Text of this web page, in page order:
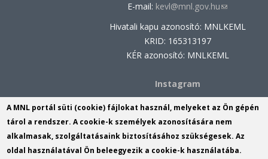
E-mail: kevl@mnl.gov.hu(link
Hivatali kapu azonosító: MNLKEML
KRID: 165313197
KÉR azonosító: MNLKEML
Instagram
Facebook
MNL Komárom-Esztergom Vármegyei
Levéltárának Komáromi Fióklevéltára
Cím: 2900 Komárom, Szabadság tér
A MNL portál süti (cookie) fájlokat használ, melyeket az Ön gépén
tárol a rendszer. A cookie-k személyek azonosítására nem
alkalmasak, szolgáltatásaink biztosításához szükségesek. Az
oldal használatával Ön beleegyezik a cookie-k használatába.